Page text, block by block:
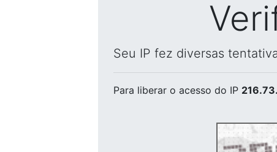
Seu IP fez diversas
Para liberar o acesso do IP